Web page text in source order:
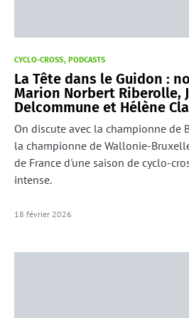
CYCLO-CROSS PODCASTS
La Tête dans le Guidon :
Marion Norbert Riberolle,
Delcommune et Hélène
On discute avec la championne de
la championne de Wallonie-
de France d'une saison de cyclo-
intense.
18 février 2026